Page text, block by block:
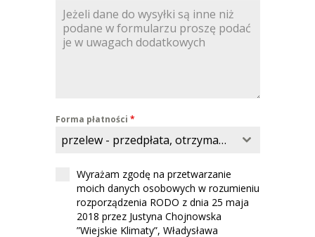
Forma płatności *
przelew - przedpłata, otrzymasz skan faktury do opłacenia
Wyrażam zgodę na przetwarzanie
moich danych osobowych w rozumieniu
rozporządzenia RODO z dnia 25 maja
2018 przez Justyna Chojnowska
”Wiejskie Klimaty”, Władysława